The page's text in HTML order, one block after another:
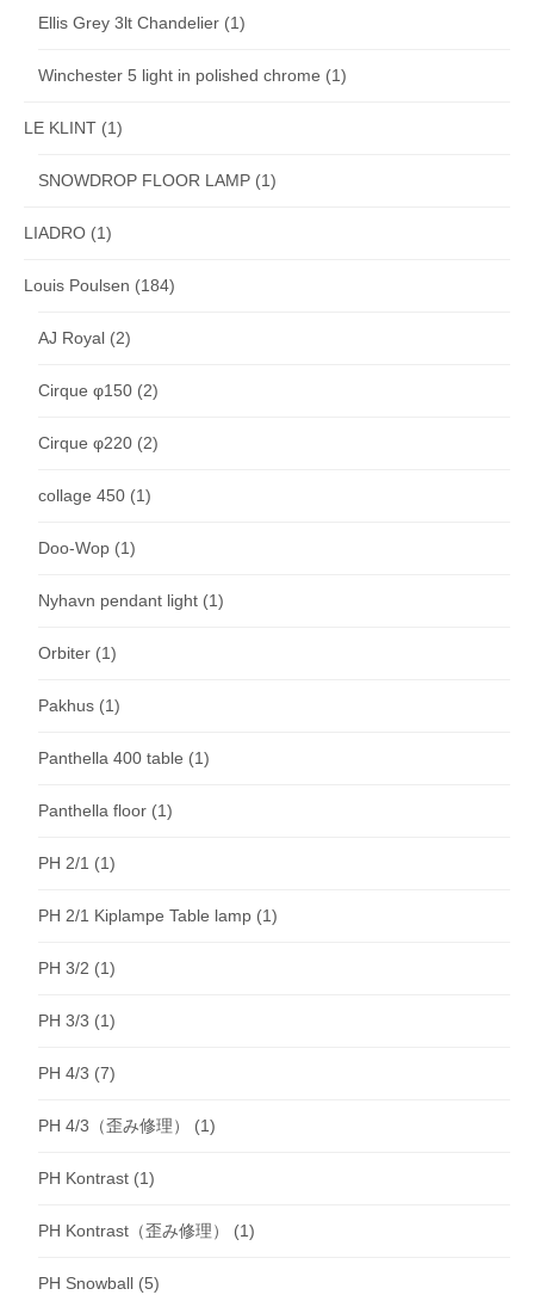
Ellis Grey 3lt Chandelier (1)
Winchester 5 light in polished chrome (1)
LE KLINT (1)
SNOWDROP FLOOR LAMP (1)
LIADRO (1)
Louis Poulsen (184)
AJ Royal (2)
Cirque φ150 (2)
Cirque φ220 (2)
collage 450 (1)
Doo-Wop (1)
Nyhavn pendant light (1)
Orbiter (1)
Pakhus (1)
Panthella 400 table (1)
Panthella floor (1)
PH 2/1 (1)
PH 2/1 Kiplampe Table lamp (1)
PH 3/2 (1)
PH 3/3 (1)
PH 4/3 (7)
PH 4/3（歪み修理） (1)
PH Kontrast (1)
PH Kontrast（歪み修理） (1)
PH Snowball (5)